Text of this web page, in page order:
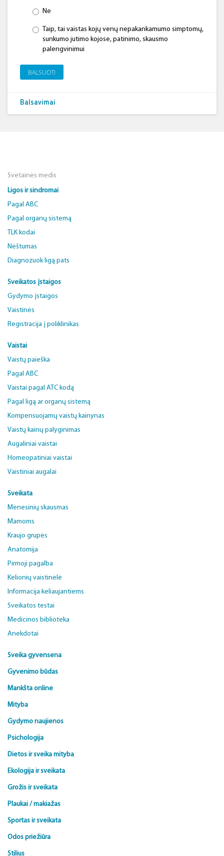
Ne
Taip, tai vaistas kojų venų nepakankamumo simptomų,
sunkumo jutimo kojose, patinimo, skausmo
palengvinimui
BALSUOTI
Balsavimai
Svetainės medis
Ligos ir sindromai
Pagal ABC
Pagal organų sistemą
TLK kodai
Nėštumas
Diagnozuok ligą pats
Sveikatos įstaigos
Gydymo įstaigos
Vaistinės
Registracija į poliklinikas
Vaistai
Vaistų paieška
Pagal ABC
Vaistai pagal ATC kodą
Pagal ligą ar organų sistemą
Kompensuojamų vaistų kainynas
Vaistų kainų palyginimas
Augaliniai vaistai
Homeopatiniai vaistai
Vaistiniai augalai
Sveikata
Mėnesinių skausmas
Mamoms
Kraujo grupės
Anatomija
Pirmoji pagalba
Kelionių vaistinėlė
Informacija keliaujantiems
Sveikatos testai
Medicinos biblioteka
Anekdotai
Sveika gyvensena
Gyvenimo būdas
Mankšta online
Mityba
Gydymo naujienos
Psichologija
Dietos ir sveika mityba
Ekologija ir sveikata
Grožis ir sveikata
Plaukai / makiažas
Sportas ir sveikata
Odos priežiūra
Stilius